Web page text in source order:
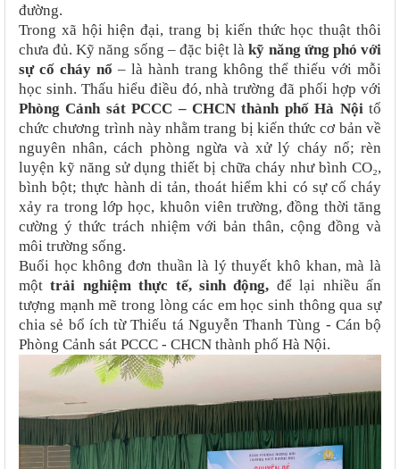
đường.
Trong xã hội hiện đại, trang bị kiến thức học thuật thôi
chưa đủ. Kỹ năng sống – đặc biệt làkỹ năng ứng phó với
sự cố cháy nổ – là hành trang không thể thiếu với mỗi
học sinh. Thấu hiểu điều đó, nhà trường đã phối hợp với
Phòng Cảnh sát PCCC – CHCN thành phố Hà Nội tổ
chức chương trình này nhằm trang bị kiến thức cơ bản về
nguyên nhân, cách phòng ngừa và xử lý cháy nổ; rèn
luyện kỹ năng sử dụng thiết bị chữa cháy như bình CO₂,
bình bột; thực hành di tản, thoát hiểm khi có sự cố cháy
xảy ra trong lớp học, khuôn viên trường, đồng thời tăng
cường ý thức trách nhiệm với bản thân, cộng đồng và
môi trường sống.
Buổi học không đơn thuần là lý thuyết khô khan, mà là
mộttrải nghiệm thực tế, sinh động, để lại nhiều ấn
tượng mạnh mẽ trong lòng các em học sinh thông qua sự
chia sẻ bổ ích từ Thiếu tá Nguyễn Thanh Tùng - Cán bộ
Phòng Cảnh sát PCCC - CHCN thành phố Hà Nội.